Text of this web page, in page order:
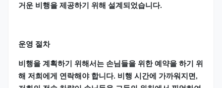
거운 비행을 제공하기 위해 설계되었습니다.
운영 절차
비행을 계획하기 위해서는 손님들을 위한 예약을 하기 위
해 저희에게 연락해야 합니다. 비행 시간에 가까워지면,